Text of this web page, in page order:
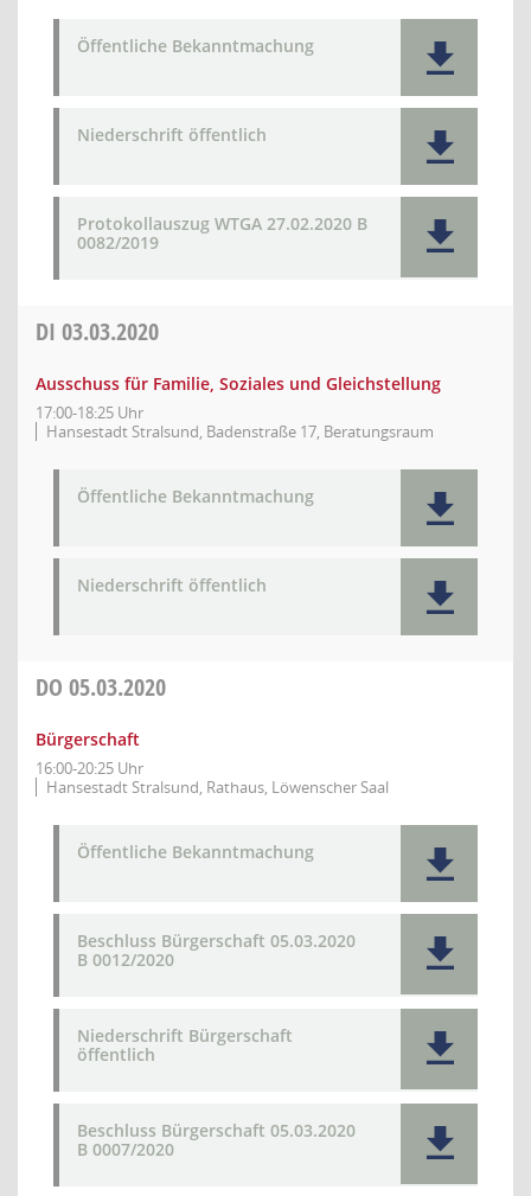
Öffentliche Bekanntmachung
Niederschrift öffentlich
Protokollauszug WTGA 27.02.2020 B
0082/2019
DI 03.03.2020
Ausschuss für Familie, Soziales und Gleichstellung
17:00-18:25 Uhr
Hansestadt Stralsund, Badenstraße 17, Beratungsraum
Öffentliche Bekanntmachung
Niederschrift öffentlich
DO 05.03.2020
Bürgerschaft
16:00-20:25 Uhr
Hansestadt Stralsund, Rathaus, Löwenscher Saal
Öffentliche Bekanntmachung
Beschluss Bürgerschaft 05.03.2020
B 0012/2020
Niederschrift Bürgerschaft
öffentlich
Beschluss Bürgerschaft 05.03.2020
B 0007/2020